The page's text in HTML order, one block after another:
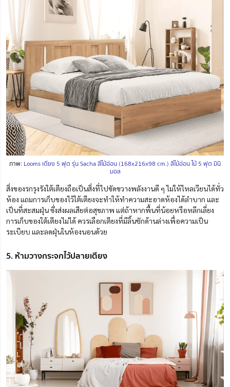
ภาพ: Looms เตียง 5 ฟุต รุ่น Sacha สีไม้อ่อน (168x216x98 cm.) สีไม้อ่อน ไม้ 5 ฟุต มินิ
มอล
สิ่งของรกรุงรังใต้เตียงถือเป็นสิ่งที่ไปขัดขวางพลังงานดี ๆ ไม่ให้ไหลเวียนได้ทั่ว
ห้อง แถมการเก็บของไว้ใต้เตียงจะทำให้ทำความสะอาดห้องได้ลำบาก และ
เป็นที่สะสมฝุ่น ซึ่งส่งผลเสียต่อสุขภาพ แต่ถ้าหากพื้นที่น้อยหรือหลีกเลี่ยง
การเก็บของใต้เตียงไม่ได้ ควรเลือกเตียงที่มีลิ้นชักด้านล่างเพื่อความเป็น
ระเบียบ และลดฝุ่นในห้องนอนด้วย
5. ห้ามวางกระจกไว้ปลายเตียง